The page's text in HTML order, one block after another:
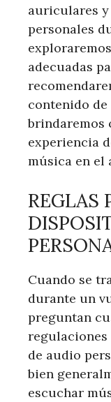
auriculares
personales
adecuadas
contenido
brindaremos
experiencia
música en el
REGLAS
Cuando se
durante un
preguntan
regulaciones
de audio
bien
escuchar